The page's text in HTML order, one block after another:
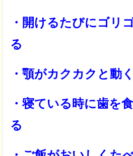
・開けるたびにゴリ
る
・顎がカクカクと動く
・寝ている時に歯を
る